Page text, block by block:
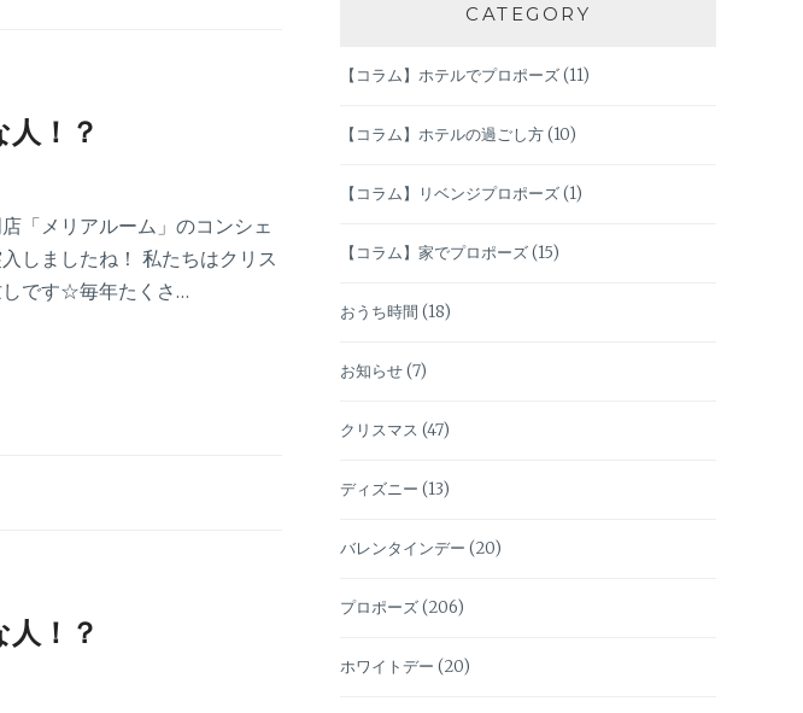
！？
「メリアルーム」のコンシェ
しましたね！ 私たちはクリス
しです☆毎年たくさ…
！？
CATEGORY
【コラム】ホテルでプロポーズ(11)
【コラム】ホテルの過ごし方(10)
【コラム】リベンジプロポーズ(1)
【コラム】家でプロポーズ(15)
おうち時間 (18)
お知らせ(7)
クリスマス (47)
ディズニー (13)
バレンタインデー (20)
プロポーズ(206)
ホワイトデー (20)